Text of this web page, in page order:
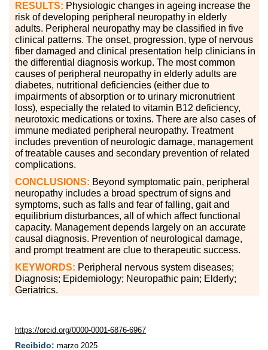
RESULTS: Physiologic changes in ageing increase the
risk of developing peripheral neuropathy in elderly
adults. Peripheral neuropathy may be classified in five
clinical patterns. The onset, progression, type of nervous
fiber damaged and clinical presentation help clinicians in
the differential diagnosis workup. The most common
causes of peripheral neuropathy in elderly adults are
diabetes, nutritional deficiencies (either due to
impairments of absorption or to urinary micronutrient
loss), especially the related to vitamin B12 deficiency,
neurotoxic medications or toxins. There are also cases of
immune mediated peripheral neuropathy. Treatment
includes prevention of neurologic damage, management
of treatable causes and secondary prevention of related
complications.
CONCLUSIONS: Beyond symptomatic pain, peripheral
neuropathy includes a broad spectrum of signs and
symptoms, such as falls and fear of falling, gait and
equilibrium disturbances, all of which affect functional
capacity. Management depends largely on an accurate
causal diagnosis. Prevention of neurological damage,
and prompt treatment are clue to therapeutic success.
KEYWORDS: Peripheral nervous system diseases;
Diagnosis; Epidemiology; Neuropathic pain; Elderly;
Geriatrics.
https://orcid.org/0000-0001-6876-6967
Recibido: marzo 2025